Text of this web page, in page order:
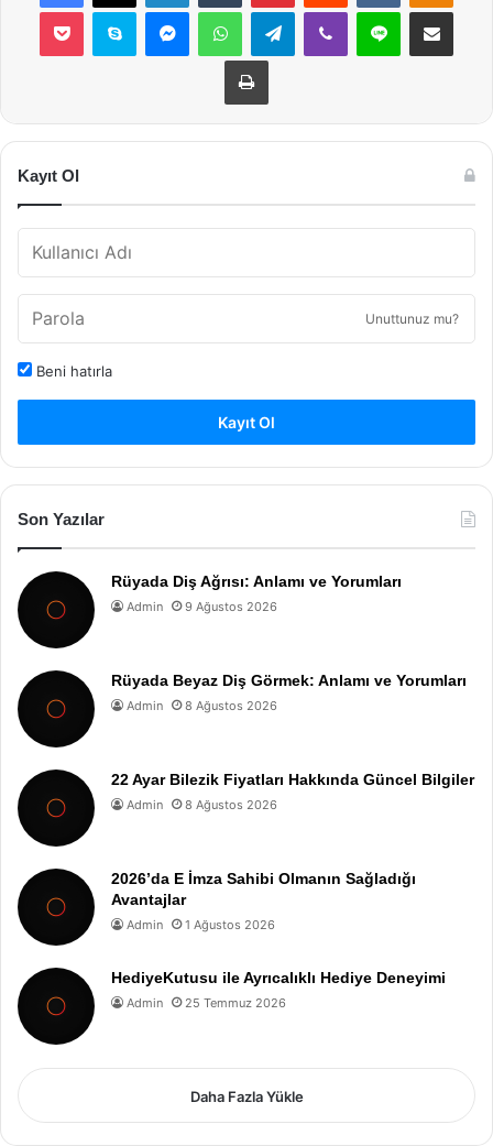
Pocket Skype MessengerWhatsAppTelegramViber Line E-Posta ile
Yazdır
Kayıt Ol
Unuttunuz mu?
Beni hatırla
Kayıt Ol
Son Yazılar
Rüyada Diş Ağrısı: Anlamı ve Yorumları
Admin 9 Ağustos 2026
Rüyada Beyaz Diş Görmek: Anlamı ve Yorumları
Admin 8 Ağustos 2026
22 Ayar Bilezik Fiyatları Hakkında Güncel Bilgiler
Admin 8 Ağustos 2026
2026’da E İmza Sahibi Olmanın Sağladığı
Avantajlar
Admin 1 Ağustos 2026
HediyeKutusu ile Ayrıcalıklı Hediye Deneyimi
Admin 25 Temmuz 2026
Daha Fazla Yükle